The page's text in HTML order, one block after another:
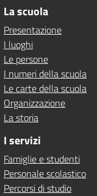
La scuola
Presentazione
I luoghi
Le persone
I numeri della scuola
Le carte della scuola
Organizzazione
La storia
I servizi
Famiglie e studenti
Personale scolastico
Percorsi di studio